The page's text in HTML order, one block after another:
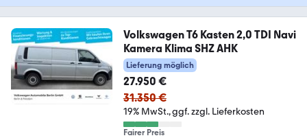
Volkswagen T6 Kasten 2,0 TDI Navi
Kamera Klima SHZ AHK
Lieferung möglich
27.950 €
31.350 €
19% MwSt. ggf. zzgl. Lieferkosten
Fairer Preis